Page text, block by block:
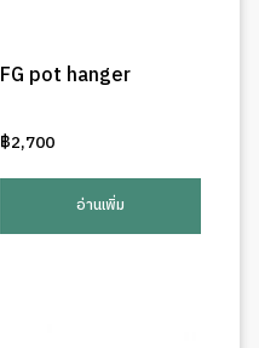
FG pot hanger
฿2,700
อ่านเพิ่ม